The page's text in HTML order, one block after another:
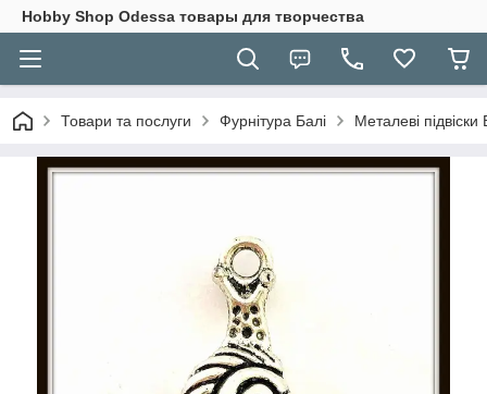
Hobbу Shop Odessa товары для творчества
Товари та послуги Фурнітура Балі Металеві підвіски